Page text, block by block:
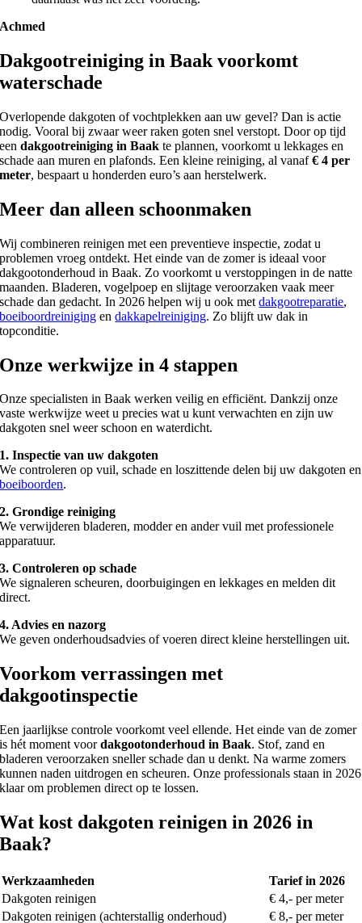
Achmed
Dakgootreiniging in Baak voorkomt
waterschade
Overlopende dakgoten of vochtplekken aan uw gevel? Dan is actie
nodig. Vooral bij zwaar weer raken goten snel verstopt. Door op tijd
eendakgootreiniging in Baak te plannen, voorkomt u lekkages en
schade aan muren en plafonds. Een kleine reiniging, al vanaf€ 4 per
meter, bespaart u honderden euro’s aan herstelwerk.
Meer dan alleen schoonmaken
Wij combineren reinigen met een preventieve inspectie, zodat u
problemen vroeg ontdekt. Het einde van de zomer is ideaal voor
dakgootonderhoud in Baak. Zo voorkomt u verstoppingen in de natte
maanden. Bladeren, vogelpoep en slijtage veroorzaken vaak meer
schade dan gedacht. In 2026 helpen wij u ook metdakgootreparatie,
boeiboordreiniging endakkapelreiniging. Zo blijft uw dak in
topconditie.
Onze werkwijze in 4 stappen
Onze specialisten in Baak werken veilig en efficiënt. Dankzij onze
vaste werkwijze weet u precies wat u kunt verwachten en zijn uw
dakgoten snel weer schoon en waterdicht.
1. Inspectie van uw dakgoten
We controleren op vuil, schade en loszittende delen bij uw dakgoten en
boeiboorden.
2. Grondige reiniging
We verwijderen bladeren, modder en ander vuil met professionele
apparatuur.
3. Controleren op schade
We signaleren scheuren, doorbuigingen en lekkages en melden dit
direct.
4. Advies en nazorg
We geven onderhoudsadvies of voeren direct kleine herstellingen uit.
Voorkom verrassingen met
dakgootinspectie
Een jaarlijkse controle voorkomt veel ellende. Het einde van de zomer
is hét moment voordakgootonderhoud in Baak. Stof, zand en
bladeren veroorzaken sneller schade dan u denkt. Na warme zomers
kunnen naden uitdrogen en scheuren. Onze professionals staan in 2026
klaar om problemen direct op te lossen.
Wat kost dakgoten reinigen in 2026 in
Baak?
Werkzaamheden
Tarief in 2026
Dakgoten reinigen
€ 4,- per meter
Dakgoten reinigen (achterstallig onderhoud)
€ 8,- per meter